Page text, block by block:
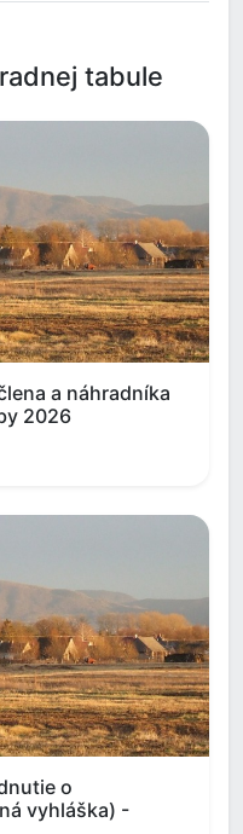
tabule
a náhradníka
2026
o
vyhláška) -